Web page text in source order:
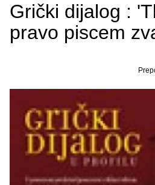
Grički dijalog :
pravo piscem